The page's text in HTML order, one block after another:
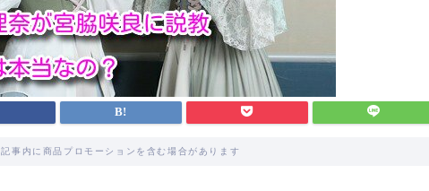
記事内に商品プロモーションを含む場合があります